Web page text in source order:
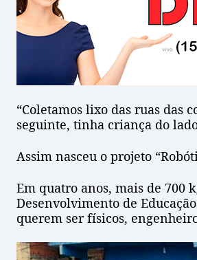
“Coletamos lixo das ruas das
seguinte, tinha criança do
Assim nasceu o projeto
Em quatro anos, mais de 700
Desenvolvimento de
querem ser físicos,